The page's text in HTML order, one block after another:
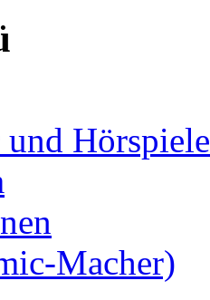
Hörspiele
Macher)